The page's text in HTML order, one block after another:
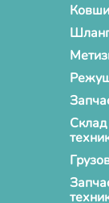
Ковши
Склад